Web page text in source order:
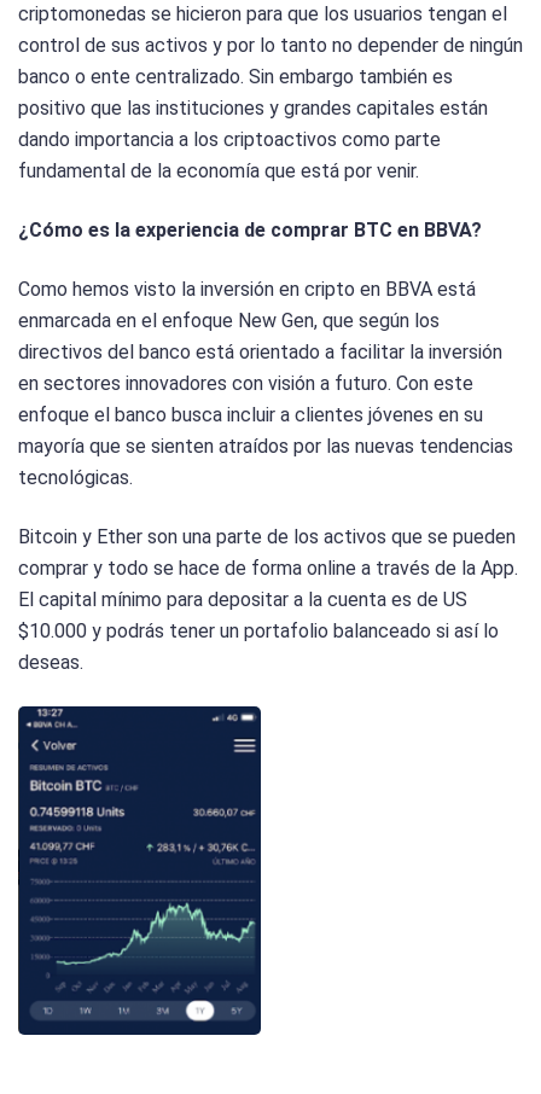
criptomonedas se hicieron para que los usuarios tengan el
control de sus activos y por lo tanto no depender de ningún
banco o ente centralizado. Sin embargo también es
positivo que las instituciones y grandes capitales están
dando importancia a los criptoactivos como parte
fundamental de la economía que está por venir.
¿Cómo es la experiencia de comprar BTC en BBVA?
Como hemos visto la inversión en cripto en BBVA está
enmarcada en el enfoque New Gen, que según los
directivos del banco está orientado a facilitar la inversión
en sectores innovadores con visión a futuro. Con este
enfoque el banco busca incluir a clientes jóvenes en su
mayoría que se sienten atraídos por las nuevas tendencias
tecnológicas.
Bitcoin y Ether son una parte de los activos que se pueden
comprar y todo se hace de forma online a través de la App.
El capital mínimo para depositar a la cuenta es de US
$10.000 y podrás tener un portafolio balanceado si así lo
deseas.